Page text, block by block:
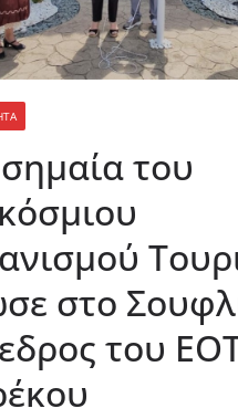
του
στο
του